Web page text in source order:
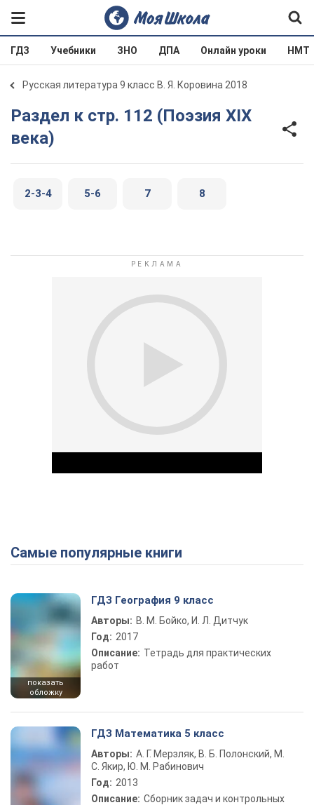
ГДЗ Учебники ЗНО ДПА Онлайн уроки НМТ
Русская литература 9 класс В. Я. Коровина 2018
Раздел к стр. 112 (Поэзия ХIХ
века)
2-3-4 5-6 7 8
Play Video
Самые популярные книги
показать
обложку
ГДЗ География 9 класс
Авторы: В. М. Бойко, И. Л. Дитчук
Год: 2017
Описание: Тетрадь для практических
работ
ГДЗ Математика 5 класс
Авторы: А. Г. Мерзляк, В. Б. Полонский, М.
С. Якир, Ю. М. Рабинович
Год: 2013
Описание: Сборник задач и контрольных